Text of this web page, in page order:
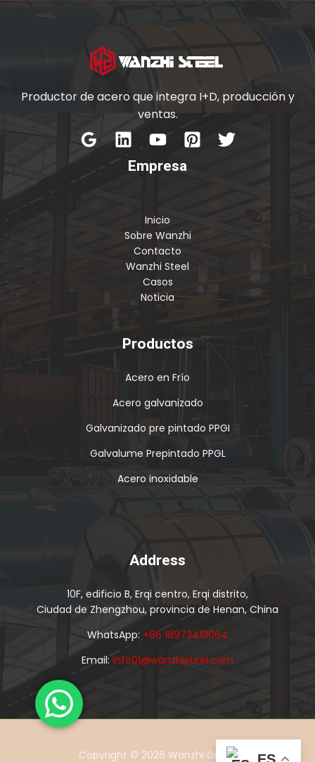
Productor de acero que integra I+D, producción y
ventas.
Empresa
Inicio
Sobre Wanzhi
Contacto
Wanzhi Steel
Casos
Noticia
Productos
Acero en Frío
Acero galvanizado
Galvanizado pre pintado PPGI
Galvalume Prepintado PPGL
Acero inoxidable
Address
10F, edificio B, Erqi centro, Erqi distrito,
Ciudad de Zhengzhou, provincia de Henan, China
WhatsApp: +86 18973419064
Email: info01@wanzhisteel.com
Copyright © 2026 Wanzhi Group